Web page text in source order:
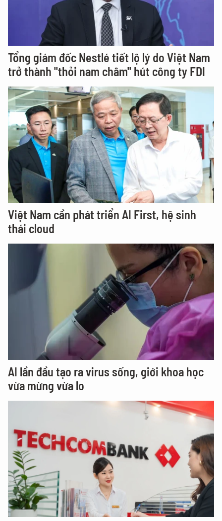
Tổng giám đốc Nestlé tiết lộ lý do Việt Nam
trở thành "thỏi nam châm" hút công ty FDI
Việt Nam cần phát triển AI First, hệ sinh
thái cloud
AI lần đầu tạo ra virus sống, giới khoa học
vừa mừng vừa lo